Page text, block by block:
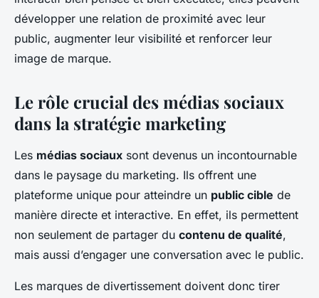
développer une relation de proximité avec leur
public, augmenter leur visibilité et renforcer leur
image de marque.
Le rôle crucial des médias sociaux
dans la stratégie marketing
Les médias sociaux sont devenus un incontournable
dans le paysage du marketing. Ils offrent une
plateforme unique pour atteindre un public cible de
manière directe et interactive. En effet, ils permettent
non seulement de partager du contenu de qualité,
mais aussi d’engager une conversation avec le public.
Les marques de divertissement doivent donc tirer